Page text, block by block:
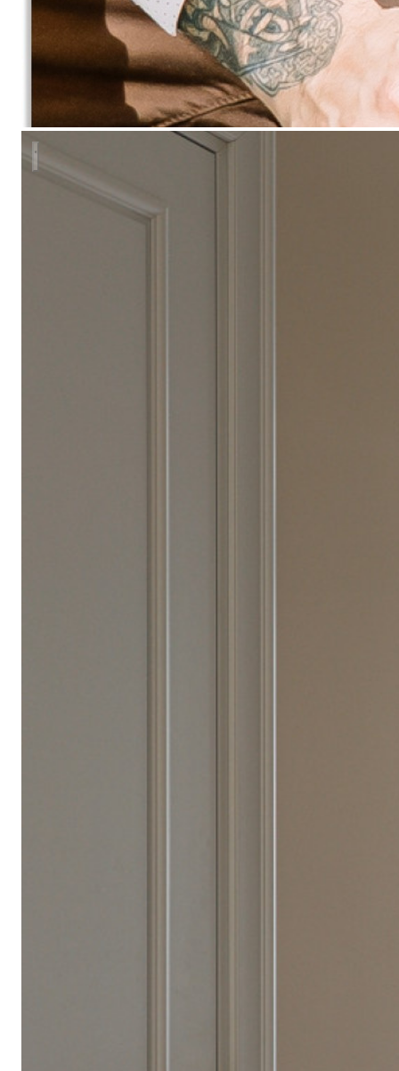
Реализованный дизайн-проект квартиры 90 кв.м.в стиле